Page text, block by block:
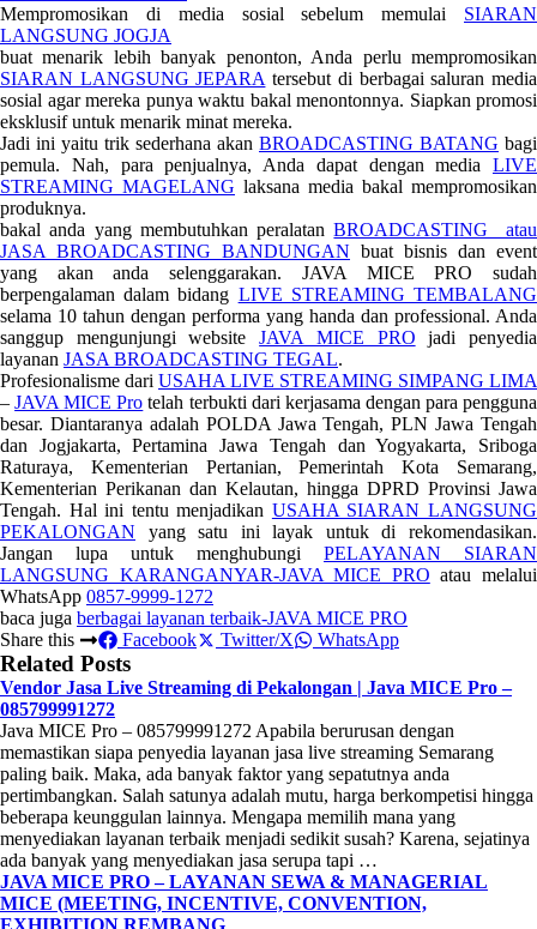
Mempromosikan di media sosial sebelum memulai SIARAN
LANGSUNG JOGJA
buat menarik lebih banyak penonton, Anda perlu mempromosikan
SIARAN LANGSUNG JEPARA tersebut di berbagai saluran media
sosial agar mereka punya waktu bakal menontonnya. Siapkan promosi
eksklusif untuk menarik minat mereka.
Jadi ini yaitu trik sederhana akan BROADCASTING BATANG bagi
pemula. Nah, para penjualnya, Anda dapat dengan media LIVE
STREAMING MAGELANG laksana media bakal mempromosikan
produknya.
bakal anda yang membutuhkan peralatanBROADCASTING atau
JASA BROADCASTING BANDUNGAN buat bisnis dan event
yang akan anda selenggarakan. JAVA MICE PRO sudah
berpengalaman dalam bidang LIVE STREAMING TEMBALANG
selama 10 tahun dengan performa yang handa dan professional. Anda
sanggup mengunjungi websiteJAVA MICE PRO jadi penyedia
layanan JASA BROADCASTING TEGAL.
Profesionalisme dari USAHA LIVE STREAMING SIMPANG LIMA
–JAVA MICE Pro telah terbukti dari kerjasama dengan para pengguna
besar. Diantaranya adalah POLDA Jawa Tengah, PLN Jawa Tengah
dan Jogjakarta, Pertamina Jawa Tengah dan Yogyakarta, Sriboga
Raturaya, Kementerian Pertanian, Pemerintah Kota Semarang,
Kementerian Perikanan dan Kelautan, hingga DPRD Provinsi Jawa
Tengah. Hal ini tentu menjadikan USAHA SIARAN LANGSUNG
PEKALONGAN yang satu ini layak untuk di rekomendasikan.
Jangan lupa untuk menghubungi PELAYANAN SIARAN
LANGSUNG KARANGANYAR-JAVA MICE PRO atau melalui
WhatsApp 0857-9999-1272
baca juga berbagai layanan terbaik-JAVA MICE PRO
Share this
Facebook Twitter/X WhatsApp
Related Posts
Vendor Jasa Live Streaming di Pekalongan | Java MICE Pro –
085799991272
Java MICE Pro – 085799991272 Apabila berurusan dengan
memastikan siapa penyedia layanan jasa live streaming Semarang
paling baik. Maka, ada banyak faktor yang sepatutnya anda
pertimbangkan. Salah satunya adalah mutu, harga berkompetisi hingga
beberapa keunggulan lainnya. Mengapa memilih mana yang
menyediakan layanan terbaik menjadi sedikit susah? Karena, sejatinya
ada banyak yang menyediakan jasa serupa tapi …
JAVA MICE PRO – LAYANAN SEWA & MANAGERIAL
MICE (MEETING, INCENTIVE, CONVENTION,
EXHIBITION REMBANG